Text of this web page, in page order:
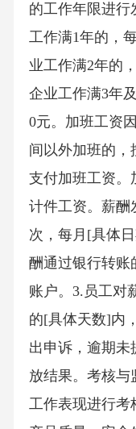
的工作年限进行
工作满1年的，
业工作满2年的
企业工作满3年
0元。加班工资
间以外加班的，
支付加班工资。
计件工资。薪酬
次，每月[具体
酬通过银行转账
账户。3.员工对
的[具体天数]内
出申诉，逾期未
放结果。考核与
工作表现进行考